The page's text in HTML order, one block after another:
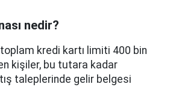
nedir?
kredi kartı limiti 400 bin
kişiler, bu tutara kadar
taleplerinde gelir belgesi